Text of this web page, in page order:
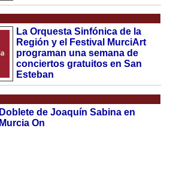
La Orquesta Sinfónica de la
Región y el Festival MurciArt
programan una semana de
conciertos gratuitos en San
Esteban
Doblete de Joaquín Sabina en
Murcia On